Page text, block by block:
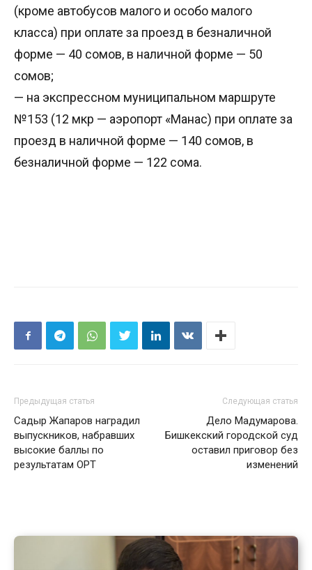
(кроме автобусов малого и особо малого
класса) при оплате за проезд в безналичной
форме — 40 сомов, в наличной форме — 50
сомов;
— на экспрессном муниципальном маршруте
№153 (12 мкр — аэропорт «Манас) при оплате за
проезд в наличной форме — 140 сомов, в
безналичной форме — 122 сома.
Предыдущая статья
Садыр Жапаров наградил
выпускников, набравших
высокие баллы по
результатам ОРТ
Следующая статья
Дело Мадумарова.
Бишкекский городской суд
оставил приговор без
изменений